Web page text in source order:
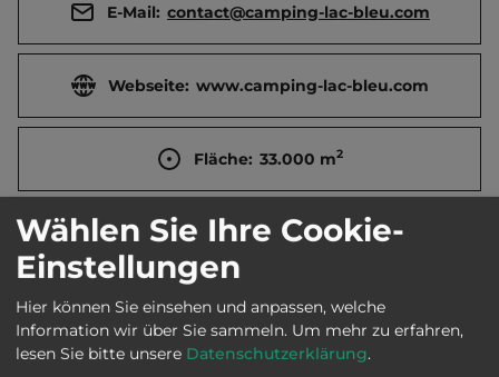
E-Mail: contact@camping-lac-bleu.com
Webseite: www.camping-lac-bleu.com
Fläche: 33.000 m2
Öffnungszeiten: April bis Sept.
Telefon: 0033 4 50443018
Wählen Sie Ihre Cookie-
Einstellungen
Hier können Sie einsehen und anpassen, welche
Information wir über Sie sammeln. Um mehr zu erfahren,
lesen Sie bitte unsere Datenschutzerklärung.